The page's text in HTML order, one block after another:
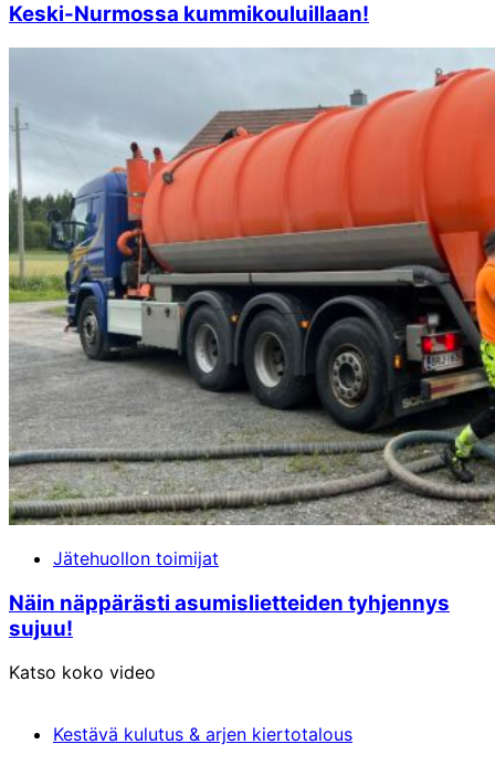
Keski-Nurmossa kummikouluillaan!
Jätehuollon toimijat
Näin näppärästi asumislietteiden tyhjennys
sujuu!
Katso koko video
Kestävä kulutus & arjen kiertotalous